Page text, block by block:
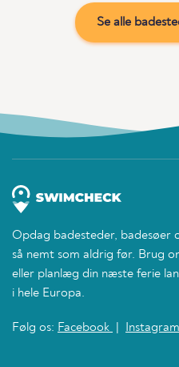
Se alle
Opdag badesteder, badesøer
så nemt som aldrig før. Brug
eller planlæg din næste ferie
i hele Europa.
Følg os: Facebook Instagram